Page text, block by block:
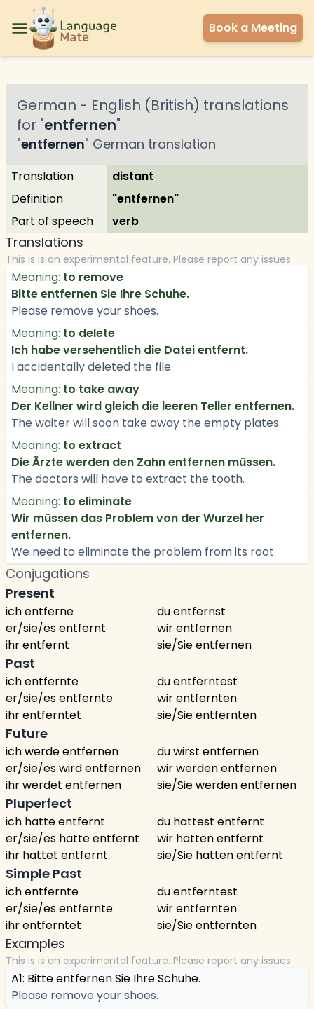
Book a Meeting
German - English (British) translations
for "entfernen"
"entfernen" German translation
Translation
distant
Definition
"entfernen"
Part of speech
verb
Translations
This is is an experimental feature. Please report any issues.
Meaning: to remove
Bitte entfernen Sie Ihre Schuhe.
Please remove your shoes.
Meaning: to delete
Ich habe versehentlich die Datei entfernt.
I accidentally deleted the file.
Meaning: to take away
Der Kellner wird gleich die leeren Teller entfernen.
The waiter will soon take away the empty plates.
Meaning: to extract
Die Ärzte werden den Zahn entfernen müssen.
The doctors will have to extract the tooth.
Meaning: to eliminate
Wir müssen das Problem von der Wurzel her
entfernen.
We need to eliminate the problem from its root.
Conjugations
Present
ich entferne
du entfernst
er/sie/es entfernt
wir entfernen
ihr entfernt
sie/Sie entfernen
Past
ich entfernte
du entferntest
er/sie/es entfernte
wir entfernten
ihr entferntet
sie/Sie entfernten
Future
ich werde entfernen
du wirst entfernen
er/sie/es wird entfernen
wir werden entfernen
ihr werdet entfernen
sie/Sie werden entfernen
Pluperfect
ich hatte entfernt
du hattest entfernt
er/sie/es hatte entfernt
wir hatten entfernt
ihr hattet entfernt
sie/Sie hatten entfernt
Simple Past
ich entfernte
du entferntest
er/sie/es entfernte
wir entfernten
ihr entferntet
sie/Sie entfernten
Examples
This is is an experimental feature. Please report any issues.
A1: Bitte entfernen Sie Ihre Schuhe.
Please remove your shoes.